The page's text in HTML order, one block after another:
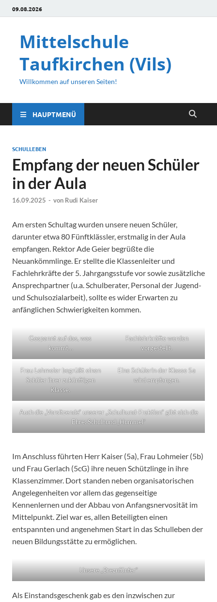
09.08.2026
Mittelschule
Taufkirchen (Vils)
Willkommen auf unseren Seiten!
HAUPTMENÜ
SCHULLEBEN
Empfang der neuen Schüler
in der Aula
16.09.2025 - von Rudi Kaiser
Am ersten Schultag wurden unsere neuen Schüler,
darunter etwa 80 Fünftklässler, erstmalig in der Aula
empfangen. Rektor Ade Geier begrüßte die
Neuankömmlinge. Er stellte die Klassenleiter und
Fachlehrkräfte der 5. Jahrgangsstufe vor sowie zusätzliche
Ansprechpartner (u.a. Schulberater, Personal der Jugend-
und Schulsozialarbeit), sollte es wider Erwarten zu
anfänglichen Schwierigkeiten kommen.
Gespannt auf das, was
kommt…
Fachlehrkräfte werden
vorgestellt.
Frau Lohmeier begrüßt einen
Schüler ihrer zukünftigen
Klasse.
Eine Schülerin der Klasse 5a
wird empfangen.
Auch die „Vorsitzende“ unserer „Schulhund-Fraktion“ gibt sich die
Ehre: Schulhund „Hummel“
Im Anschluss führten Herr Kaiser (5a), Frau Lohmeier (5b)
und Frau Gerlach (5cG) ihre neuen Schützlinge in ihre
Klassenzimmer. Dort standen neben organisatorischen
Angelegenheiten vor allem das gegenseitige
Kennenlernen und der Abbau von Anfangsnervosität im
Mittelpunkt. Ziel war es, allen Beteiligten einen
entspannten und angenehmen Start in das Schulleben der
neuen Bildungsstätte zu ermöglichen.
Unsere „Breznfünfer“
Als Einstandsgeschenk gab es den inzwischen zur